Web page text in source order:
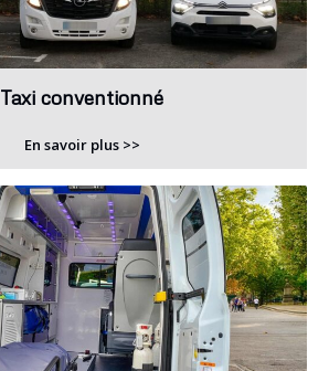
Taxi conventionné
En savoir plus >>